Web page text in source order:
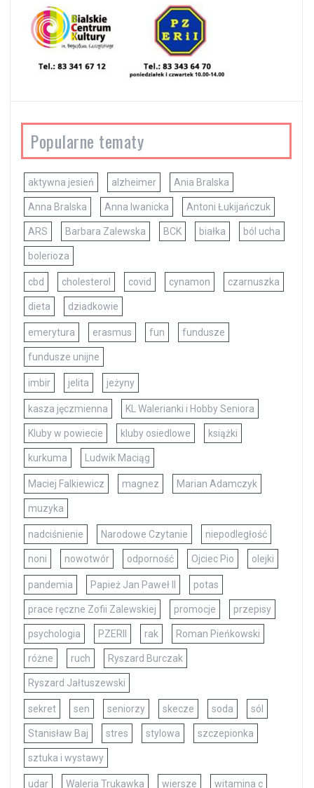
Popularne tematy
aktywna jesień alzheimer Ania Bralska
Anna Bralska Anna Iwanicka Antoni Łukijańczuk
ARS Barbara Zalewska BCK białka ból ucha
bolerioza
cbd cholesterol covid cynamon czarnuszka
dieta dziadkowie
emerytura erasmus fun fundusze
fundusze unijne
imbir jelita jeżyny
kasza jęczmienna KL Walerianki i Hobby Seniora
Kluby w powiecie kluby osiedlowe książki
kurkuma Ludwik Maciąg
Maciej Falkiewicz magnez Marian Adamczyk
muzyka
nadciśnienie Narodowe Czytanie niepodległość
noni nowotwór odporność Ojciec Pio olejki
pandemia Papież Jan Paweł II potas
prace ręczne Zofii Zalewskiej promocje przepisy
psychologia PZERII rak Roman Pieńkowski
różne ruch Ryszard Burczak
Ryszard Jałtuszewski
sekret sen seniorzy skecze soda sól
Stanisław Baj stres stylowa szczepionka
sztuka i wystawy
udar Waleria Trukawka wiersze witamina c